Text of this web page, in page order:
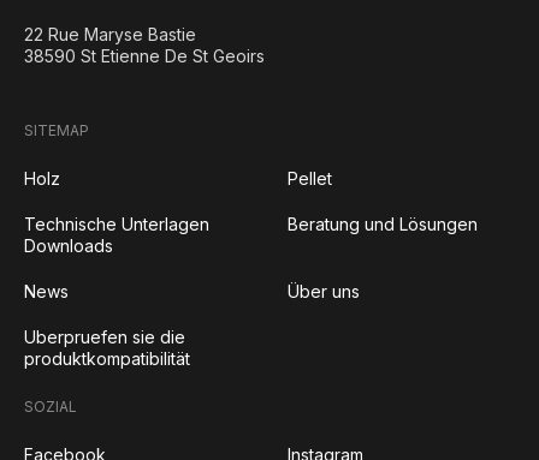
22 Rue Maryse Bastie
38590 St Etienne De St Geoirs
SITEMAP
Holz Pellet
Technische Unterlagen
Downloads
Beratung und Lösungen
News Über uns
Uberpruefen sie die
produktkompatibilität
SOZIAL
Facebook Instagram